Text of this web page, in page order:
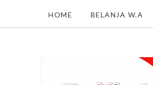
HOME BELANJA W.A